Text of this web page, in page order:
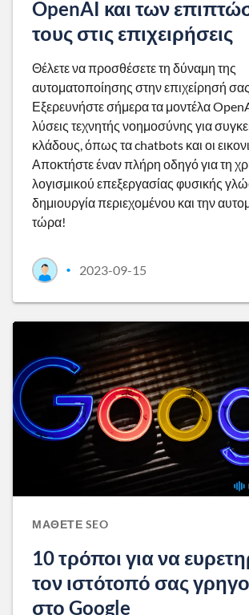
OpenAI και των
τους στις επιχειρήσεις
Θέλετε να προσθέσετε τη δύναμη της
αυτοματοποίησης στην επιχείρησή
Εξερευνήστε σήμερα τα μοντέλα
λύσεις τεχνητής νοημοσύνης για
κλάδους, όπως τα chatbots και οι
Αποκτήστε έναν πλήρη οδηγό για τη
λογισμικού επεξεργασίας φυσικής
δημιουργία περιεχομένου και την
τώρα!
• 2023-09-15
ΜΆΘΕΤΕ SEO
10 τρόποι για να
τον ιστότοπό σας
στο Google